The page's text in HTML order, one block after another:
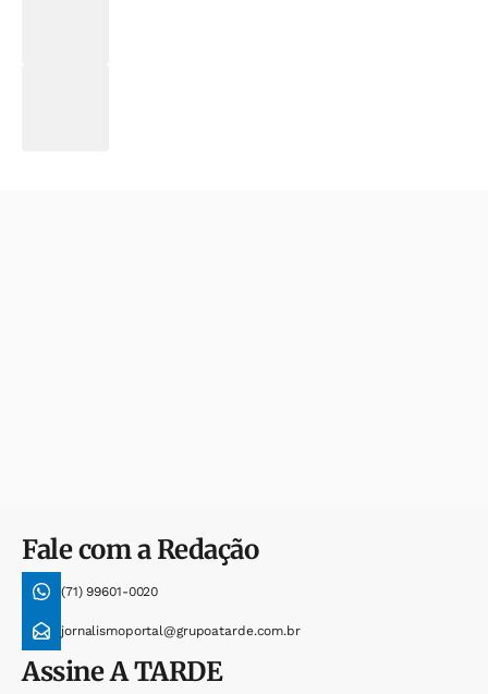
Fale com a Redação
(71) 99601-0020
jornalismoportal@grupoatarde.com.br
AssineA TARDE